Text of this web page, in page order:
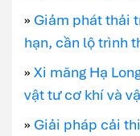
» Giảm phát thải
hạn, cần lộ trình
» Xi măng Hạ
vật tư cơ khí và
» Giải pháp cải